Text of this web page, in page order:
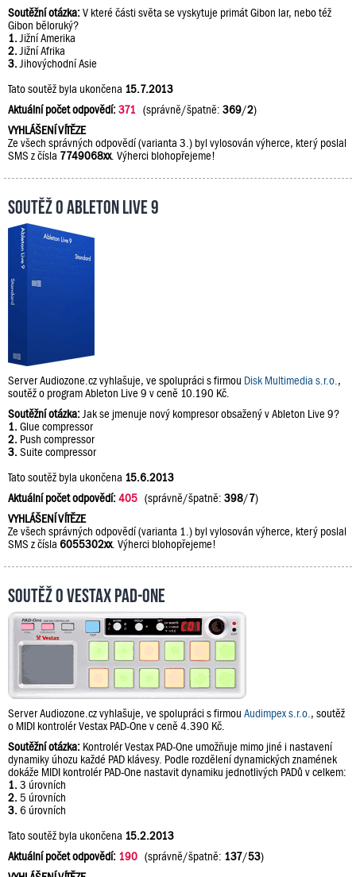
Soutěžní otázka:V které části světa se vyskytuje primát Gibon lar, nebo též
Gibon běloruký?
1. Jižní Amerika
2. Jižní Afrika
3. Jihovýchodní Asie
Tato soutěž byla ukončena 15.7.2013
Aktuální počet odpovědí:371 (správně/špatně: 369/2)
VYHLÁŠENÍ VÍTĚZE
Ze všech správných odpovědí (varianta 3.) byl vylosován výherce, který poslal
SMS z čísla 7749068xx. Výherci blohopřejeme!
Soutěž o Ableton Live 9
Server Audiozone.cz vyhlašuje, ve spolupráci s firmou Disk Multimedia s.r.o. ,
soutěž o program Ableton Live 9 v ceně 10.190 Kč.
Soutěžní otázka: Jak se jmenuje nový kompresor obsažený v Ableton Live 9?
1. Glue compressor
2. Push compressor
3. Suite compressor
Tato soutěž byla ukončena 15.6.2013
Aktuální počet odpovědí:405 (správně/špatně: 398/7)
VYHLÁŠENÍ VÍTĚZE
Ze všech správných odpovědí (varianta 1.) byl vylosován výherce, který poslal
SMS z čísla 6055302xx. Výherci blohopřejeme!
Soutěž o Vestax PAD-One
Server Audiozone.cz vyhlašuje, ve spolupráci s firmou Audimpex s.r.o. , soutěž
o MIDI kontrolér Vestax PAD-One v ceně 4.390 Kč.
Soutěžní otázka: Kontrolér Vestax PAD-One umožňuje mimo jiné i nastavení
dynamiky úhozu každé PAD klávesy. Podle rozdělení dynamických znamének
dokáže MIDI kontrolér PAD-One nastavit dynamiku jednotlivých PADů v celkem:
1. 3 úrovních
2. 5 úrovních
3. 6 úrovních
Tato soutěž byla ukončena 15.2.2013
Aktuální počet odpovědí: 190 (správně/špatně: 137/53)